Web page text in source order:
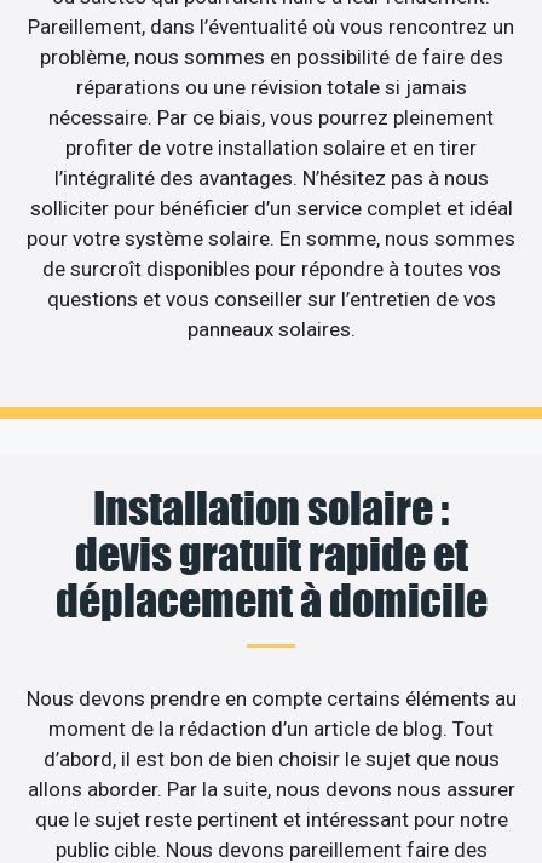
Pareillement, dans l’éventualité où vous rencontrez un
problème, nous sommes en possibilité de faire des
réparations ou une révision totale si jamais
nécessaire. Par ce biais, vous pourrez pleinement
profiter de votre installation solaire et en tirer
l’intégralité des avantages. N’hésitez pas à nous
solliciter pour bénéficier d’un service complet et idéal
pour votre système solaire. En somme, nous sommes
de surcroît disponibles pour répondre à toutes vos
questions et vous conseiller sur l’entretien de vos
panneaux solaires.
Installation solaire :
devis gratuit rapide et
déplacement à domicile
Nous devons prendre en compte certains éléments au
moment de la rédaction d’un article de blog. Tout
d’abord, il est bon de bien choisir le sujet que nous
allons aborder. Par la suite, nous devons nous assurer
que le sujet reste pertinent et intéressant pour notre
public cible. Nous devons pareillement faire des